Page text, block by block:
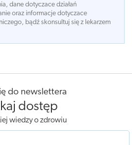
dane dotyczace działań
oraz informacje dotyczace
bądź skonsultuj się z lekarzem
do newslettera
dostęp
wiedzy o zdrowiu